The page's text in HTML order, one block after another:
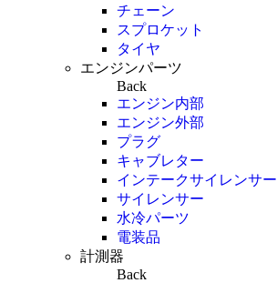
チェーン
スプロケット
タイヤ
エンジンパーツ
Back
エンジン内部
エンジン外部
プラグ
キャブレター
インテークサイレンサー
サイレンサー
水冷パーツ
電装品
計測器
Back